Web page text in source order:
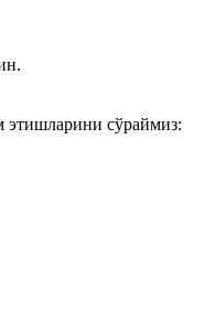
этишларини сўраймиз: